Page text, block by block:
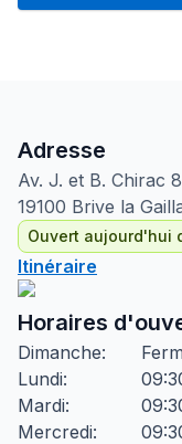
Adresse
Av. J. et B. Chirac
19100 Brive la
Ouvert aujourd'hui
Itinéraire
Horaires
Dimanche:
Lundi:
Mardi:
Mercredi: